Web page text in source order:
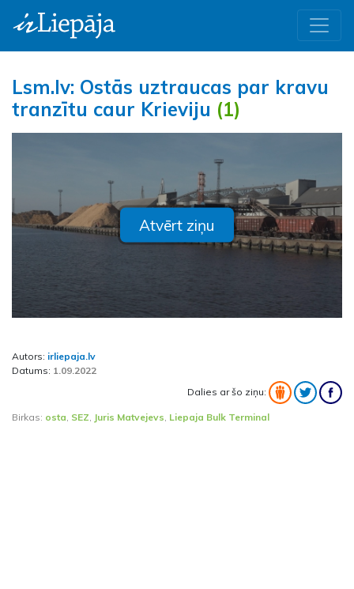
Lsm.lv: Ostās uztraucas par kravu
tranzītu caur Krieviju (1)
Atvērt ziņu
Autors: irliepaja.lv
Datums: 1.09.2022
Dalies ar šo ziņu:
Birkas: osta, SEZ, Juris Matvejevs, Liepaja Bulk Terminal